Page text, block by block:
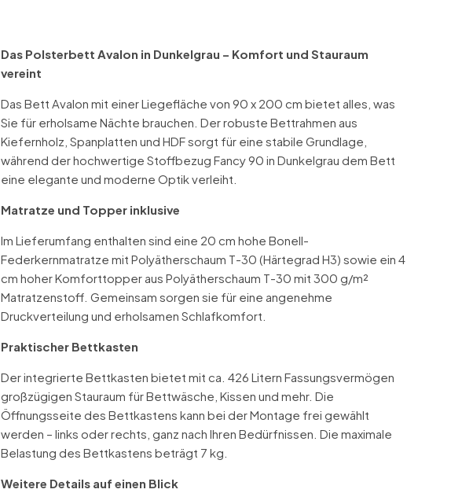
Das Polsterbett Avalon in Dunkelgrau – Komfort und Stauraum
vereint
Das Bett Avalon mit einer Liegefläche von 90 x 200 cm bietet alles, was
Sie für erholsame Nächte brauchen. Der robuste Bettrahmen aus
Kiefernholz, Spanplatten und HDF sorgt für eine stabile Grundlage,
während der hochwertige Stoffbezug Fancy 90 in Dunkelgrau dem Bett
eine elegante und moderne Optik verleiht.
Matratze und Topper inklusive
Im Lieferumfang enthalten sind eine 20 cm hohe Bonell-
Federkernmatratze mit Polyätherschaum T-30 (Härtegrad H3) sowie ein 4
cm hoher Komforttopper aus Polyätherschaum T-30 mit 300 g/m²
Matratzenstoff. Gemeinsam sorgen sie für eine angenehme
Druckverteilung und erholsamen Schlafkomfort.
Praktischer Bettkasten
Der integrierte Bettkasten bietet mit ca. 426 Litern Fassungsvermögen
großzügigen Stauraum für Bettwäsche, Kissen und mehr. Die
Öffnungsseite des Bettkastens kann bei der Montage frei gewählt
werden – links oder rechts, ganz nach Ihren Bedürfnissen. Die maximale
Belastung des Bettkastens beträgt 7 kg.
Weitere Details auf einen Blick